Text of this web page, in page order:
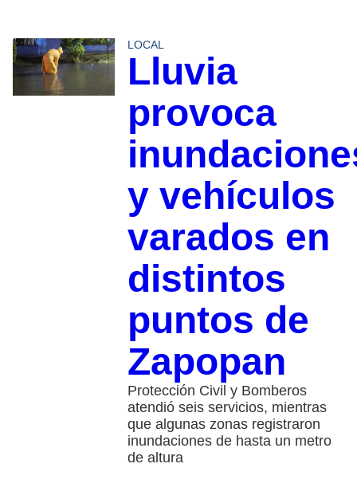
LOCAL
Lluvia
provoca
y vehículos
varados en
distintos
puntos de
Zapopan
Protección Civil y Bomberos
atendió seis servicios, mientras
que algunas zonas registraron
inundaciones de hasta un metro
de altura